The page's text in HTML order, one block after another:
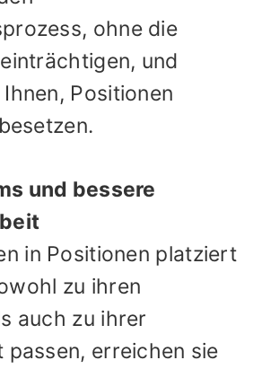
ohne die
und
Positionen
und bessere
in Positionen platziert
zu ihren
auch zu ihrer
passen, erreichen sie